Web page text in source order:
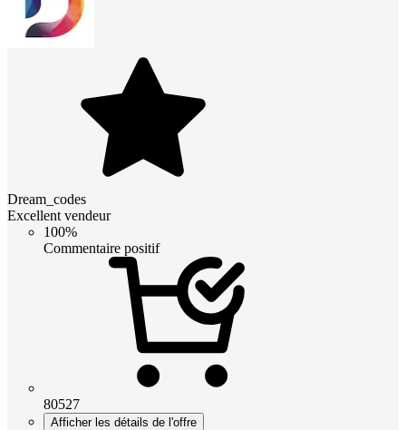
Dream_codes
Excellent vendeur
100%
Commentaire positif
80527
Afficher les détails de l'offre